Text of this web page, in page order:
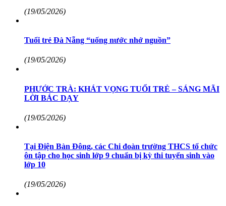
(19/05/2026)
Tuổi trẻ Đà Nẵng “uống nước nhớ nguồn”
(19/05/2026)
PHƯỚC TRÀ: KHÁT VỌNG TUỔI TRẺ – SÁNG MÃI
LỜI BÁC DẠY
(19/05/2026)
Tại Điện Bàn Đông, các Chi đoàn trường THCS tổ chức
ôn tập cho học sinh lớp 9 chuẩn bị kỳ thi tuyển sinh vào
lớp 10
(19/05/2026)